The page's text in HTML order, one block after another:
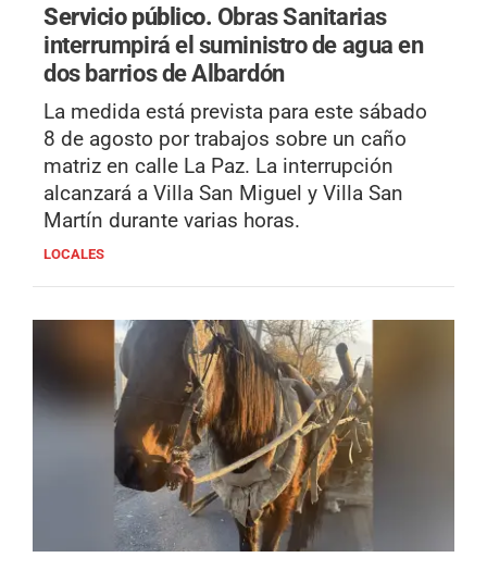
Servicio público. Obras Sanitarias
interrumpirá el suministro de agua en
dos barrios de Albardón
La medida está prevista para este sábado
8 de agosto por trabajos sobre un caño
matriz en calle La Paz. La interrupción
alcanzará a Villa San Miguel y Villa San
Martín durante varias horas.
LOCALES